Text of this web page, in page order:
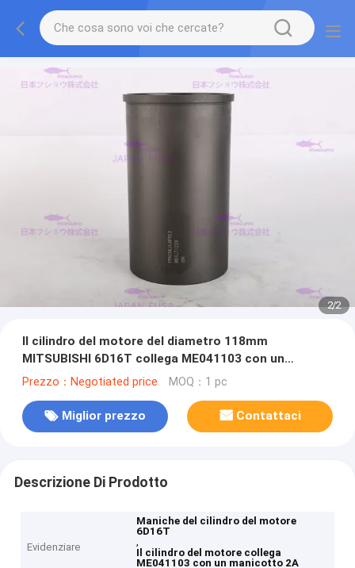
2/2
Il cilindro del motore del diametro 118mm
MITSUBISHI 6D16T collega ME041103 con un
manicotto 2A
Prezzo：Negotiated price MOQ：1 pc
Miglior prezzo Contattaci
Descrizione Di Prodotto
Evidenziare
Maniche del cilindro del motore
6D16T
,
Il cilindro del motore collega
ME041103 con un manicotto 2A